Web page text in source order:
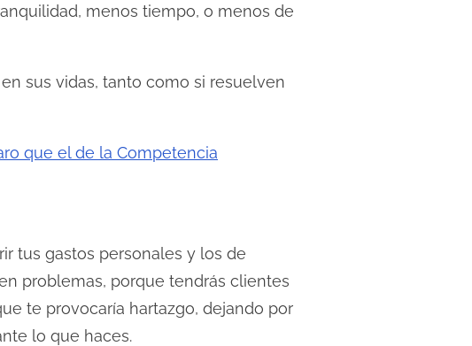
menos tiempo, o menos de
sus vidas, tanto como si resuelven
que el de la Competencia
tus gastos personales y los de
problemas, porque tendrás clientes
te provocaría hartazgo, dejando por
lo que haces.